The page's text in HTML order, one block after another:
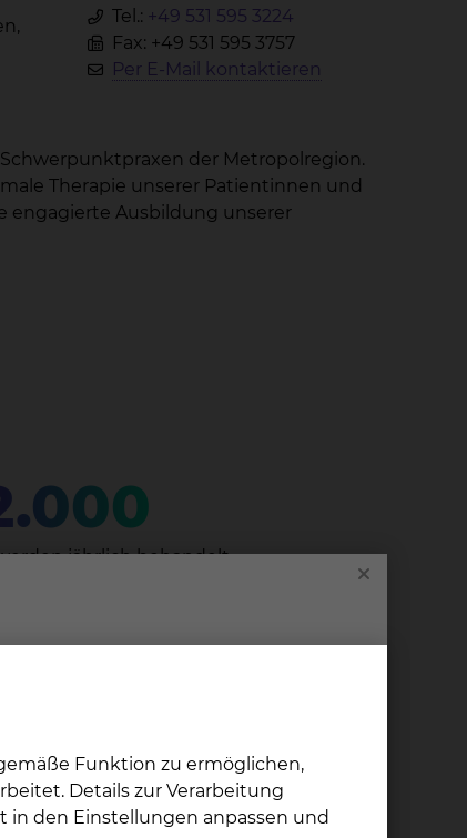
Tel.: +49 531 595 3224
Fax: +49 531 595 3757
Per E-Mail kontaktieren
der Metropolregion.
Therapie unserer Patientinnen und
engagierte Ausbildung unserer
jährlich behandelt
Funktion zu ermöglichen,
Details zur Verarbeitung
in den Einstellungen anpassen und